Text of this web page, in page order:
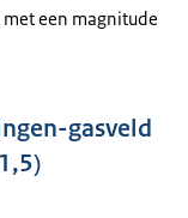
een magnitude
gasveld